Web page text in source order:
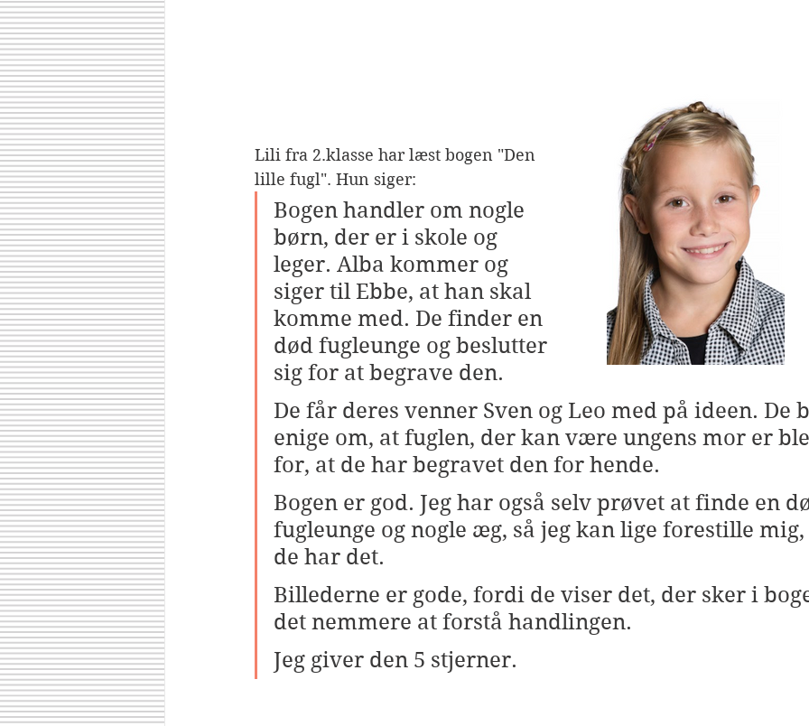
Lili fra 2.klasse har læst bogen "Den
lille fugl". Hun siger:
Bogen handler om nogle
børn, der er i skole og
leger. Alba kommer og
siger til Ebbe, at han skal
komme med. De finder en
død fugleunge og beslutter
sig for at begrave den.
De får deres venner Sven og Leo med på ideen. De
enige om, at fuglen, der kan være ungens mor er
for, at de har begravet den for hende.
Bogen er god. Jeg har også selv prøvet at finde en
fugleunge og nogle æg, så jeg kan lige forestille
de har det.
Billederne er gode, fordi de viser det, der sker i
det nemmere at forstå handlingen.
Jeg giver den 5 stjerner.